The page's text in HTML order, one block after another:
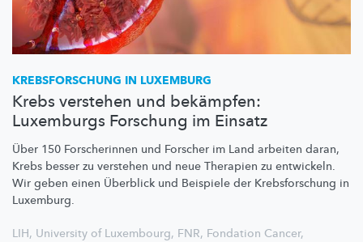
KREBSFORSCHUNG IN LUXEMBURG
Krebs verstehen und bekämpfen:
Luxemburgs Forschung im Einsatz
Über 150 Forscherinnen und Forscher im Land arbeiten daran,
Krebs besser zu verstehen und neue Therapien zu entwickeln.
Wir geben einen Überblick und Beispiele der Krebsforschung in
Luxemburg.
LIH, University of Luxembourg, FNR, Fondation Cancer,